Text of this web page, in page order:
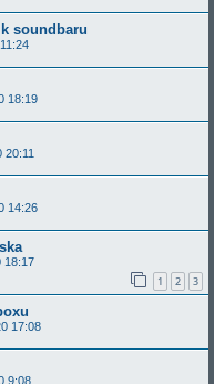
soundbaru
18:19
20:11
14:26
18:17
1 2 3
17:08
9:08